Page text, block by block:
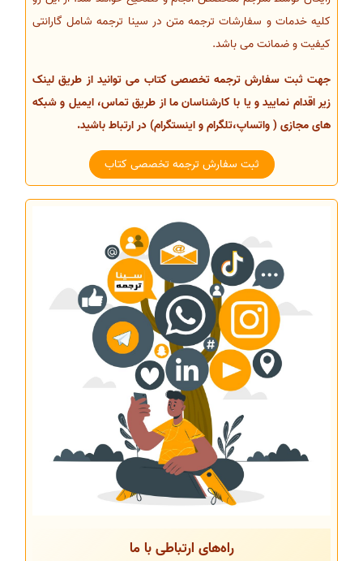
کلیه خدمات و سفارشات ترجمه متن در سینا ترجمه شامل گارانتی
کیفیت و ضمانت می باشد.
جهت ثبت سفارش ترجمه تخصصی کتاب می توانید از طریق لینک
زیر اقدام نمایید و یا با کارشناسان ما از طریق تماس، ایمیل و شبکه
های مجازی ( واتساپ،تلگرام و اینستگرام) در ارتباط باشید.
ثبت سفارش ترجمه تخصصی کتاب
راه‌های ارتباطی با ما